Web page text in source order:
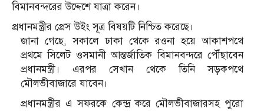
বিমানবন্দরের উদ্দেশে যাত্রা করেন।
প্রধানমন্ত্রীর প্রেস উইং সূত্র বিষয়টি নিশ্চিত করেছে।
জানা গেছে, সকালে ঢাকা থেকে রওনা হয়ে আকাশপথে
প্রথমে সিলেট ওসমানী আন্তর্জাতিক বিমানবন্দরে পৌঁছাবেন
প্রধানমন্ত্রী। এরপর সেখান থেকে তিনি সড়কপথে
মৌলভীবাজারে যাবেন।
প্রধানমন্ত্রীর এ সফরকে কেন্দ্র করে মৌলভীবাজারসহ পুরো